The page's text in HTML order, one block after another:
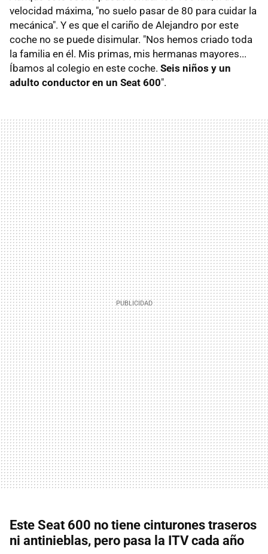
velocidad máxima, "no suelo pasar de 80 para cuidar la
mecánica". Y es que el cariño de Alejandro por este
coche no se puede disimular. "Nos hemos criado toda
la familia en él. Mis primas, mis hermanas mayores...
Íbamos al colegio en este coche. Seis niños y un
adulto conductor en un Seat 600".
Este Seat 600 no tiene cinturones traseros
ni antinieblas, pero pasa la ITV cada año